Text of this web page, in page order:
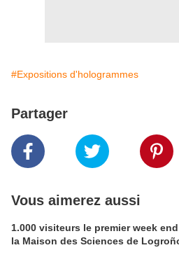
#Expositions d'hologrammes
Partager
Vous aimerez aussi
1.000 visiteurs le premier week
la Maison des Sciences de